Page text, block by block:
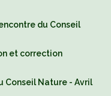
du Conseil
et correction
Conseil Nature - Avril